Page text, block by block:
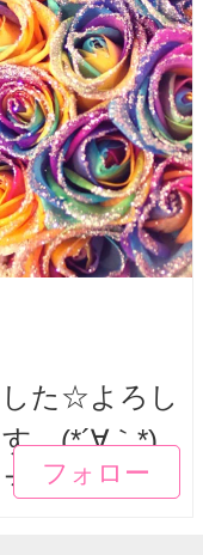
た☆よろし
。(*´∀｀*)
...フォロー
フォロー